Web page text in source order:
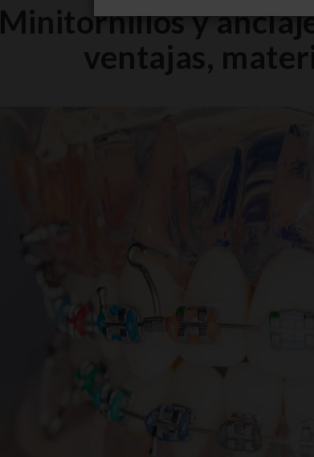
Minitornillos y
ventajas,